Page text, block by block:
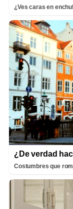
¿Ves caras en
¿De verdad
Costumbres que